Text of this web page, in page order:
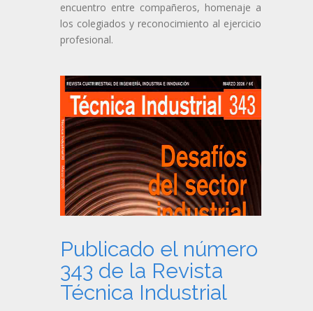
encuentro entre compañeros, homenaje a
los colegiados y reconocimiento al ejercicio
profesional.
Publicado el número
343 de la Revista
Técnica Industrial